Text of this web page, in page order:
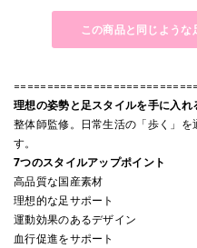
この商品と同じよう
理想の姿勢と足スタイルを手に入
整体師監修。日常生活の「歩く」
す。
7つのスタイルアップポイント
高品質な国産素材
理想的な足サポート
運動効果のあるデザイン
血行促進をサポート